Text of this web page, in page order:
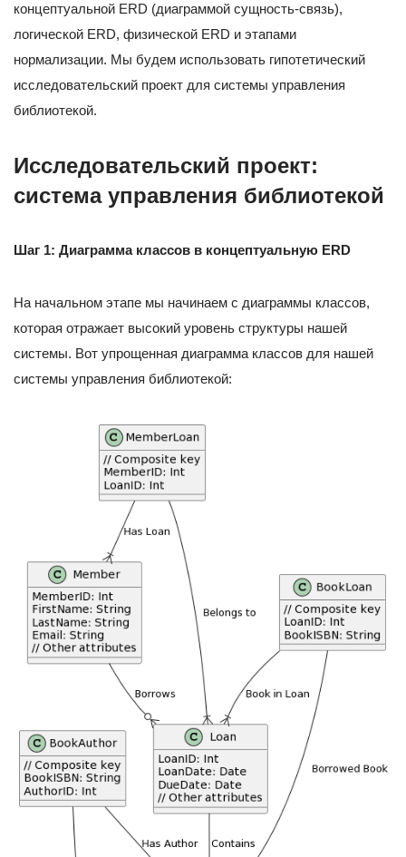
концептуальной ERD (диаграммой сущность-связь),
логической ERD, физической ERD и этапами
нормализации. Мы будем использовать гипотетический
исследовательский проект для системы управления
библиотекой.
Исследовательский проект:
система управления библиотекой
Шаг 1: Диаграмма классов в концептуальную ERD
На начальном этапе мы начинаем с диаграммы классов,
которая отражает высокий уровень структуры нашей
системы. Вот упрощенная диаграмма классов для нашей
системы управления библиотекой: